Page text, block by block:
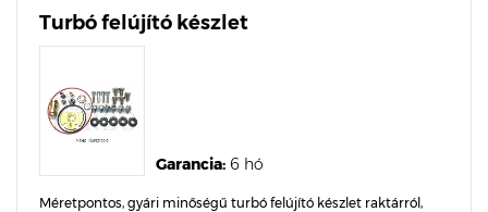
Turbó felújító készlet
Garancia: 6 hó
Méretpontos, gyári minőségű turbó felújító készlet raktárról,